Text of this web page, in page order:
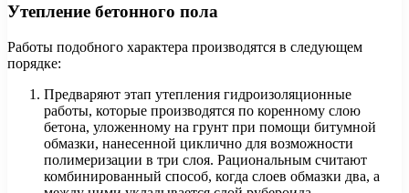
Утепление бетонного пола
Работы подобного характера производятся в следующем
порядке:
Предваряют этап утепления гидроизоляционные
работы, которые производятся по коренному слою
бетона, уложенному на грунт при помощи битумной
обмазки, нанесенной циклично для возможности
полимеризации в три слоя. Рациональным считают
комбинированный способ, когда слоев обмазки два, а